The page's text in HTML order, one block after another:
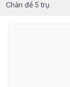
Chân đế 5 trụ